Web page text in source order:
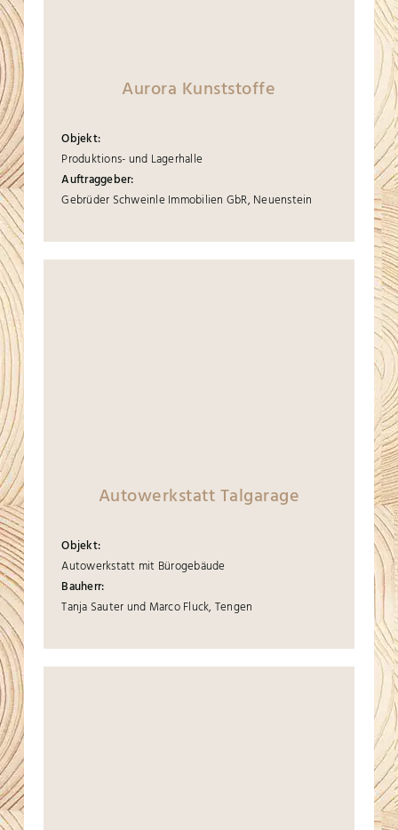
Aurora Kunststoffe
Objekt:
Produktions- und Lagerhalle
Auftraggeber:
Gebrüder Schweinle Immobilien GbR, Neuenstein
Autowerkstatt Talgarage
Objekt:
Autowerkstatt mit Bürogebäude
Bauherr:
Tanja Sauter und Marco Fluck, Tengen